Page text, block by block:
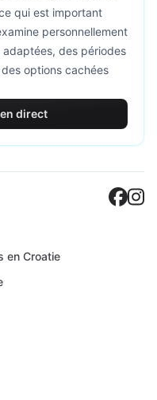
qui est important
personnellement
des périodes
options cachées
direct
en Croatie